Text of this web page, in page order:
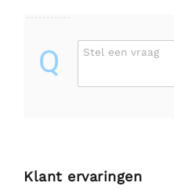
Q Stel een vraag
Klant ervaringen